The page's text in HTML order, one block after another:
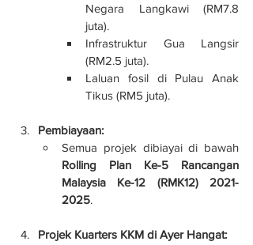
Negara Langkawi (RM7.8
juta).
Infrastruktur Gua Langsir
(RM2.5 juta).
Laluan fosil di Pulau Anak
Tikus (RM5 juta).
Pembiayaan:
Rolling Plan Ke-5 Rancangan
Malaysia Ke-12 (RMK12) 2021-
2025.
Projek Kuarters KKM di Ayer Hangat: